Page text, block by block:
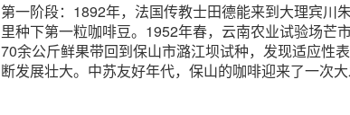
第一阶段：1892年，法国传教士田德能来到大理宾川
里种下第一粒咖啡豆。1952年春，云南农业试验场芒
70余公斤鲜果带回到保山市潞江坝试种，发现适应性
断发展壮大。中苏友好年代，保山的咖啡迎来了一次大